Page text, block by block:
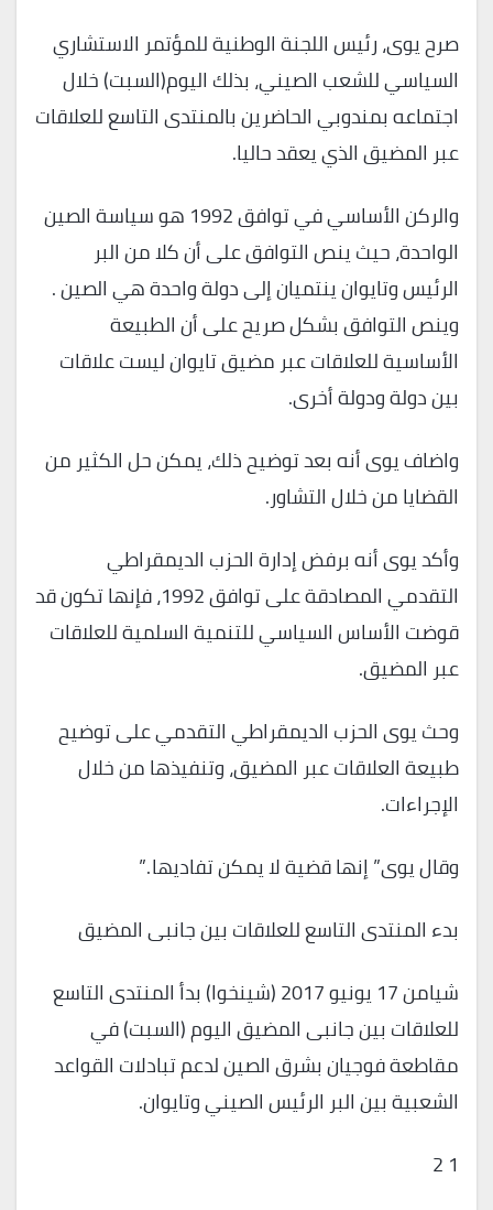
صرح يوى، رئيس اللجنة الوطنية للمؤتمر الاستشاري
السياسي للشعب الصيني، بذلك اليوم(السبت) خلال
اجتماعه بمندوبي الحاضرين بالمنتدى التاسع للعلاقات
عبر المضيق الذي يعقد حاليا.
والركن الأساسي في توافق 1992 هو سياسة الصين
الواحدة، حيث ينص التوافق على أن كلا من البر
الرئيس وتايوان ينتميان إلى دولة واحدة هي الصين .
وينص التوافق بشكل صريح على أن الطبيعة
الأساسية للعلاقات عبر مضيق تايوان ليست علاقات
بين دولة ودولة أخرى.
واضاف يوى أنه بعد توضيح ذلك، يمكن حل الكثير من
القضايا من خلال التشاور.
وأكد يوى أنه برفض إدارة الحزب الديمقراطي
التقدمي المصادقة على توافق 1992، فإنها تكون قد
قوضت الأساس السياسي للتنمية السلمية للعلاقات
عبر المضيق.
وحث يوى الحزب الديمقراطي التقدمي على توضيح
طبيعة العلاقات عبر المضيق، وتنفيذها من خلال
الإجراءات.
وقال يوى” إنها قضية لا يمكن تفاديها .”
بدء المنتدى التاسع للعلاقات بين جانبى المضيق
شيامن 17 يونيو 2017 (شينخوا) بدأ المنتدى التاسع
للعلاقات بين جانبى المضيق اليوم (السبت) في
مقاطعة فوجيان بشرق الصين لدعم تبادلات القواعد
الشعبية بين البر الرئيس الصيني وتايوان.
1 2